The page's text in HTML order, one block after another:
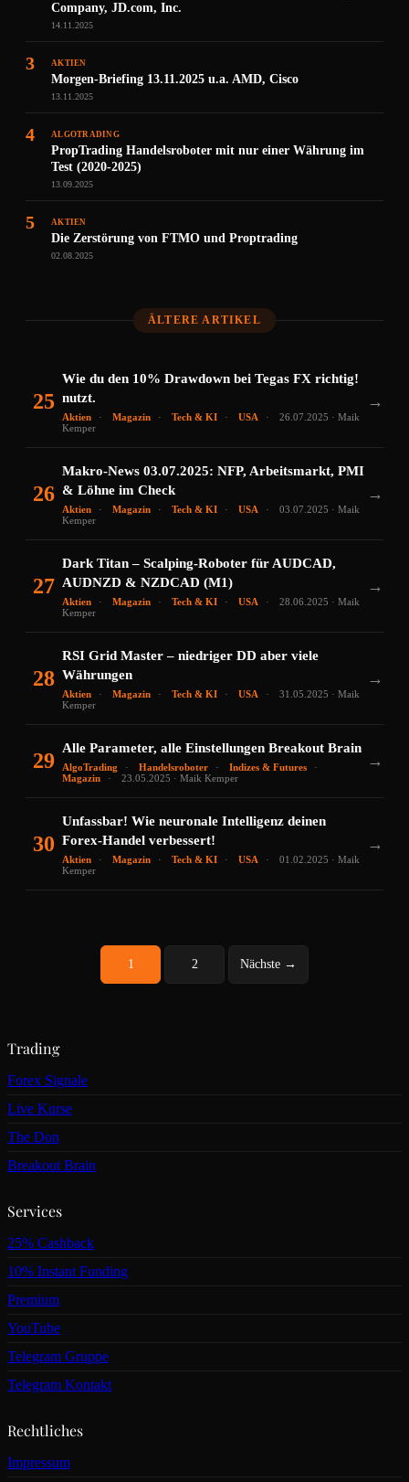
Company, JD.com, Inc.
14.11.2025
3 AKTIEN
Morgen-Briefing 13.11.2025 u.a. AMD, Cisco
13.11.2025
4 ALGOTRADING
PropTrading Handelsroboter mit nur einer Währung im
Test (2020-2025)
13.09.2025
5 AKTIEN
Die Zerstörung von FTMO und Proptrading
02.08.2025
ÄLTERE ARTIKEL
25
Wie du den 10% Drawdown bei Tegas FX richtig!
nutzt.
Aktien Magazin Tech & KI USA
26.07.2025 · Maik
Kemper
→
26
Makro-News 03.07.2025: NFP, Arbeitsmarkt, PMI
& Löhne im Check
Aktien Magazin Tech & KI USA
03.07.2025 · Maik
Kemper
→
27
Dark Titan – Scalping-Roboter für AUDCAD,
AUDNZD & NZDCAD (M1)
Aktien Magazin Tech & KI USA
28.06.2025 · Maik
Kemper
→
28
RSI Grid Master – niedriger DD aber viele
Währungen
Aktien Magazin Tech & KI USA
31.05.2025 · Maik
Kemper
→
29
Alle Parameter, alle Einstellungen Breakout Brain
AlgoTrading Handelsroboter
Indizes & Futures
Magazin
23.05.2025 · Maik Kemper
→
30
Unfassbar! Wie neuronale Intelligenz deinen
Forex-Handel verbessert!
Aktien Magazin Tech & KI USA
01.02.2025 · Maik
Kemper
→
1 2 Nächste →
Trading
Forex Signale
Live Kurse
The Don
Breakout Brain
Services
25% Cashback
10% Instant Funding
Premium
YouTube
Telegram Gruppe
Telegram Kontakt
Rechtliches
Impressum